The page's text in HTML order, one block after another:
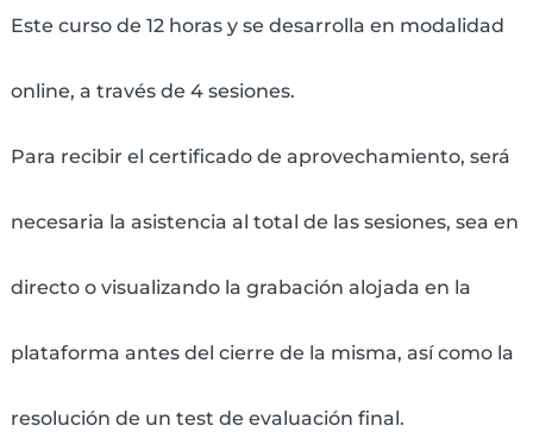
Este curso de 12 horas y se desarrolla en modalidad
online, a través de 4 sesiones.
Para recibir el certificado de aprovechamiento, será
necesaria la asistencia al total de las sesiones, sea en
directo o visualizando la grabación alojada en la
plataforma antes del cierre de la misma, así como la
resolución de un test de evaluación final.